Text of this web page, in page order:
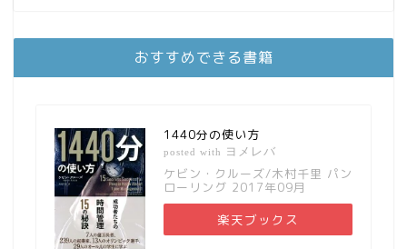
おすすめできる書籍
1440分の使い方
posted with ヨメレバ
ケビン・クルーズ/木村千里 パン
ローリング 2017年09月
楽天ブックス